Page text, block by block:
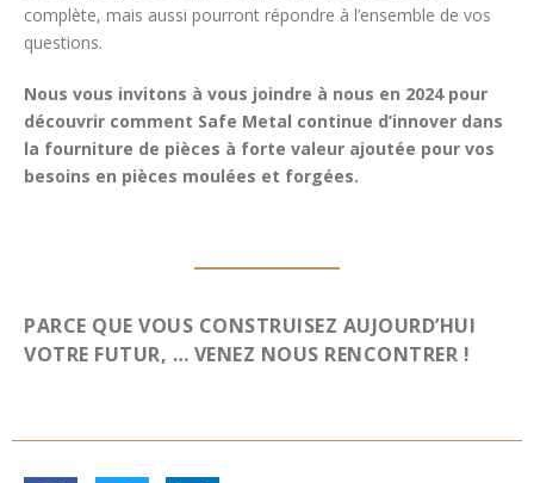
complète, mais aussi pourront répondre à l’ensemble de vos
questions.
Nous vous invitons à vous joindre à nous en 2024 pour
découvrir comment Safe Metal continue d’innover dans
la fourniture de pièces à forte valeur ajoutée pour vos
besoins en pièces moulées et forgées.
PARCE QUE VOUS CONSTRUISEZ AUJOURD’HUI
VOTRE FUTUR, … VENEZ NOUS RENCONTRER !